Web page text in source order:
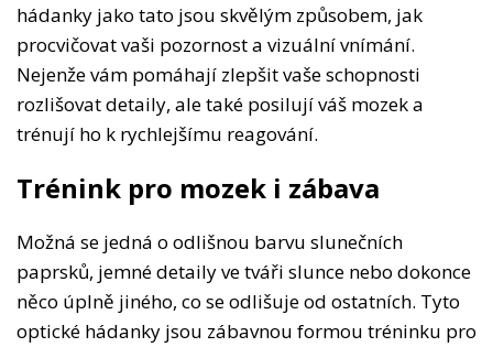
hádanky jako tato jsou skvělým způsobem, jak
procvičovat vaši pozornost a vizuální vnímání.
Nejenže vám pomáhají zlepšit vaše schopnosti
rozlišovat detaily, ale také posilují váš mozek a
trénují ho k rychlejšímu reagování.
Trénink pro mozek i zábava
Možná se jedná o odlišnou barvu slunečních
paprsků, jemné detaily ve tváři slunce nebo dokonce
něco úplně jiného, co se odlišuje od ostatních. Tyto
optické hádanky jsou zábavnou formou tréninku pro